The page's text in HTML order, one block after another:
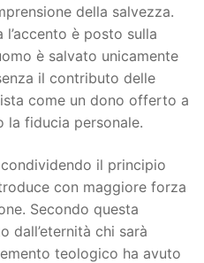
della salvezza.
è posto sulla
è salvato unicamente
il contributo delle
come un dono offerto a
la fiducia personale.
il principio
con maggiore forza
Secondo questa
dall’eternità chi sarà
teologico ha avuto